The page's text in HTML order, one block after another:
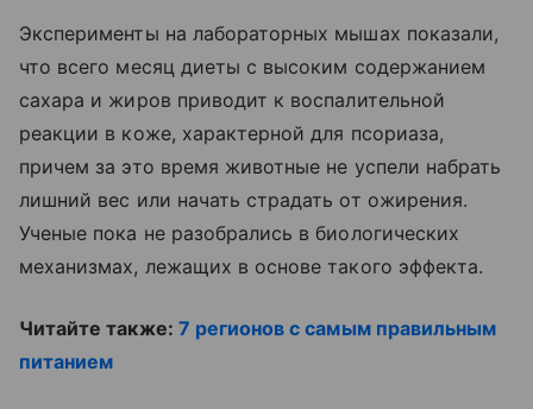
Эксперименты на лабораторных мышах показали,
что всего месяц диеты с высоким содержанием
сахара и жиров приводит к воспалительной
реакции в коже, характерной для псориаза,
причем за это время животные не успели набрать
лишний вес или начать страдать от ожирения.
Ученые пока не разобрались в биологических
механизмах, лежащих в основе такого эффекта.
Читайте также: 7 регионов с самым правильным
питанием